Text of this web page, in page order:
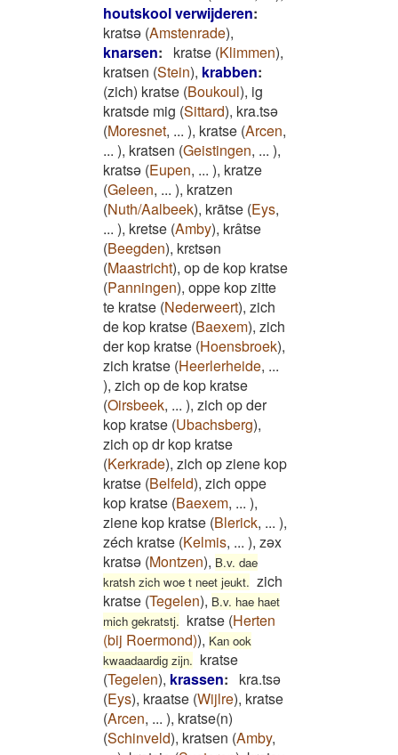
houtskool verwijderen:
kratsǝ (Amstenrade),
knarsen: kratse (Klimmen),
kratsen (Stein), krabben:
(zich) kratse (Boukoul), ig
kratsde mig (Sittard), kra.tsə
(Moresnet, ... ), kratse (Arcen,
... ), kratsen (Geistingen, ... ),
kratsə (Eupen, ... ), kratze
(Geleen, ... ), kratzen
(Nuth/Aalbeek), krātse (Eys,
... ), kretse (Amby), krâtse
(Beegden), krɛtsǝn
(Maastricht), op de kop kratse
(Panningen), oppe kop zitte
te kratse (Nederweert), zich
de kop kratse (Baexem), zich
der kop kratse (Hoensbroek),
zich kratse (Heerlerheide, ...
), zich op de kop kratse
(Oirsbeek, ... ), zich op der
kop kratse (Ubachsberg),
zich op dr kop kratse
(Kerkrade), zich op ziene kop
kratse (Belfeld), zich oppe
kop kratse (Baexem, ... ),
ziene kop kratse (Blerick, ... ),
zéch kratse (Kelmis, ... ), zəx
kratsə (Montzen), B.v. dae
kratsh zich woe t neet jeukt. zich
kratse (Tegelen), B.v. hae haet
mich gekratstj. kratse (Herten
(bij Roermond)), Kan ook
kwaadaardig zijn. kratse
(Tegelen), krassen:
kra.tsə
(Eys), kraatse (Wijlre), kratse
(Arcen, ... ), kratse(n)
(Schinveld), kratsen (Amby,